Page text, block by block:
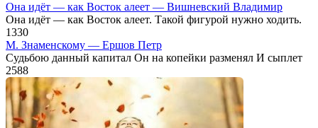
Она идёт — как Восток алеет — Вишневский Владимир
Она идёт — как Восток алеет. Такой фигурой нужно ходить.
1330
М. Знаменскому — Ершов Петр
Судьбою данный капитал Он на копейки разменял И сыплет
2588